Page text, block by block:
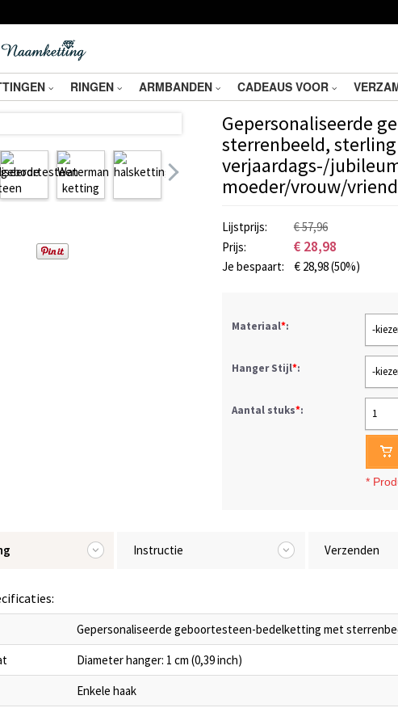
RINGEN ARMBANDEN CADEAUS VOOR
Gepersonaliseerde
sterrenbeeld,
verjaardags-/
moeder/vrouw/
Lijstprijs:
€ 57,96
Prijs:
€ 28,98
Je bespaart: € 28,98(50%)
Materiaal*: -
Hanger Stijl*: -
Aantal stuks*: 1
*
Instructie Verzenden
Gepersonaliseerde geboortesteen-bedelketting met
Diameter hanger: 1 cm (0,39 inch)
Enkele haak